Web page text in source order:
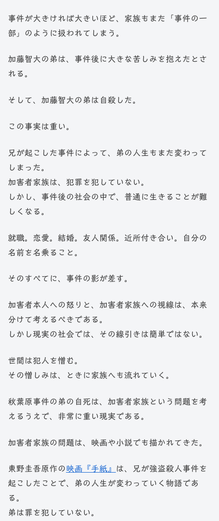
事件が大きければ大きいほど、家族もまた「事件の一
部」のように扱われてしまう。
加藤智大の弟は、事件後に大きな苦しみを抱えたとさ
れる。
そして、加藤智大の弟は自殺した。
この事実は重い。
兄が起こした事件によって、弟の人生もまた変わって
しまった。
加害者家族は、犯罪を犯していない。
しかし、事件後の社会の中で、普通に生きることが難
しくなる。
就職。恋愛。結婚。友人関係。近所付き合い。自分の
名前を名乗ること。
そのすべてに、事件の影が差す。
加害者本人への怒りと、加害者家族への視線は、本来
分けて考えるべきである。
しかし現実の社会では、その線引きは簡単ではない。
世間は犯人を憎む。
その憎しみは、ときに家族へも流れていく。
秋葉原事件の弟の自死は、加害者家族という問題を考
えるうえで、非常に重い現実である。
加害者家族の問題は、映画や小説でも描かれてきた。
東野圭吾原作の映画『手紙』
は、兄が強盗殺人事件を
起こしたことで、弟の人生が変わっていく物語であ
る。
弟は罪を犯していない。